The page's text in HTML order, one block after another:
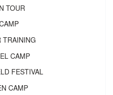
TOUR
TRAINING
CAMP
FESTIVAL
CAMP